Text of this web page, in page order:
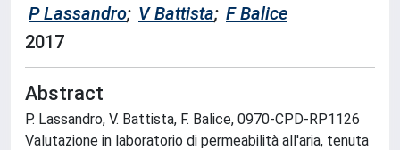
P Lassandro; V Battista; F Balice
2017
Abstract
P. Lassandro, V. Battista, F. Balice, 0970-CPD-RP1126
Valutazione in laboratorio di permeabilità all'aria, tenuta